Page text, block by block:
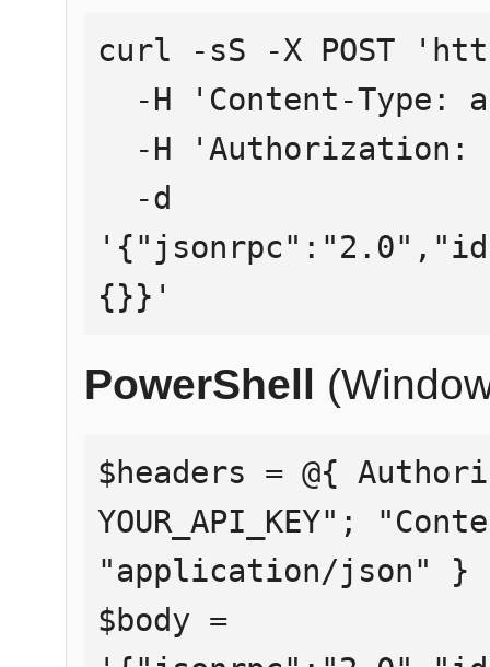
curl -sS -X POST
{}}'
PowerShell
$headers = @{
YOUR_API_KEY";
"application/json" }
$body =